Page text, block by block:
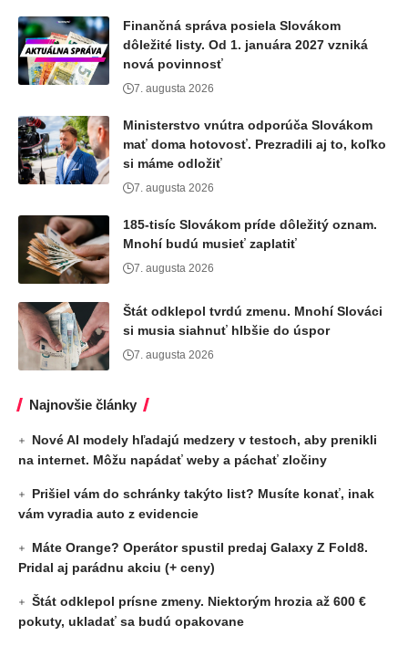
Finančná správa posiela Slovákom
dôležité listy. Od 1. januára 2027 vzniká
nová povinnosť
7. augusta 2026
Ministerstvo vnútra odporúča Slovákom
mať doma hotovosť. Prezradili aj to, koľko
si máme odložiť
7. augusta 2026
185-tisíc Slovákom príde dôležitý oznam.
Mnohí budú musieť zaplatiť
7. augusta 2026
Štát odklepol tvrdú zmenu. Mnohí Slováci
si musia siahnuť hlbšie do úspor
7. augusta 2026
Najnovšie články
Nové AI modely hľadajú medzery v testoch, aby prenikli
na internet. Môžu napádať weby a páchať zločiny
Prišiel vám do schránky takýto list? Musíte konať, inak
vám vyradia auto z evidencie
Máte Orange? Operátor spustil predaj Galaxy Z Fold8.
Pridal aj parádnu akciu (+ ceny)
Štát odklepol prísne zmeny. Niektorým hrozia až 600 €
pokuty, ukladať sa budú opakovane